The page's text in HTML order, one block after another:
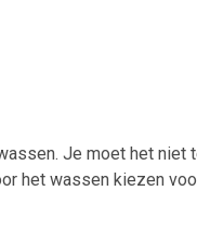
Je moet het niet
het wassen kiezen